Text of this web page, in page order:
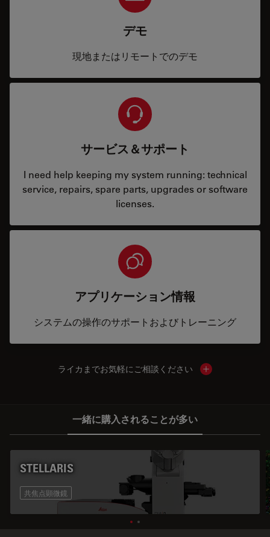
デモ
現地またはリモートでのデモ
サービス＆サポート
I need help keeping my system running: technical
service, repairs, spare parts, upgrades or software
licenses.
アプリケーション情報
システムの操作のサポートおよびトレーニング
ライカまでお気軽にご相談ください Show local
一緒に購入されることが多い
STELLARIS
共焦点顕微鏡